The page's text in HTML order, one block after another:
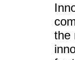
the